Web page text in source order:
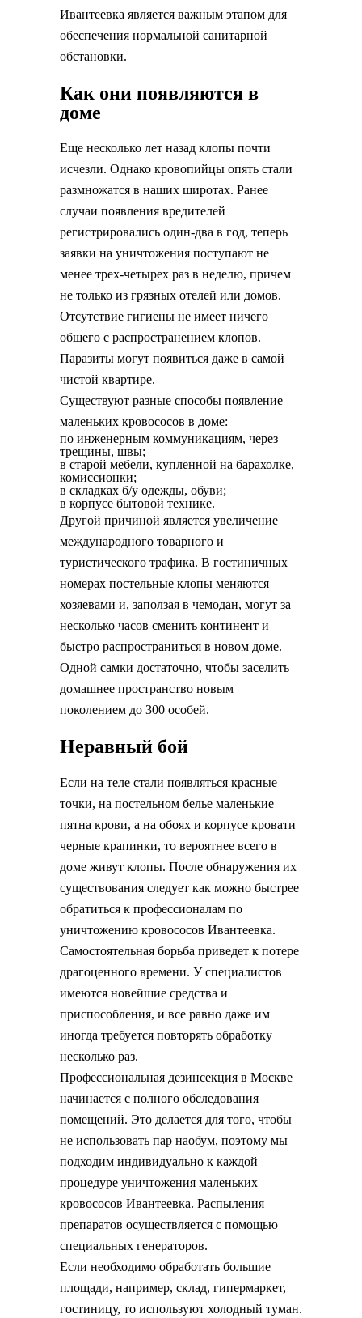
Ивантеевка является важным этапом для
обеспечения нормальной санитарной
обстановки.
Как они появляются в
доме
Еще несколько лет назад клопы почти
исчезли. Однако кровопийцы опять стали
размножатся в наших широтах. Ранее
случаи появления вредителей
регистрировались один-два в год, теперь
заявки на уничтожения поступают не
менее трех-четырех раз в неделю, причем
не только из грязных отелей или домов.
Отсутствие гигиены не имеет ничего
общего с распространением клопов.
Паразиты могут появиться даже в самой
чистой квартире.
Существуют разные способы появление
маленьких кровососов в доме:
по инженерным коммуникациям, через
трещины, швы;
в старой мебели, купленной на барахолке,
комиссионки;
в складках б/у одежды, обуви;
в корпусе бытовой технике.
Другой причиной является увеличение
международного товарного и
туристического трафика. В гостиничных
номерах постельные клопы меняются
хозяевами и, заползая в чемодан, могут за
несколько часов сменить континент и
быстро распространиться в новом доме.
Одной самки достаточно, чтобы заселить
домашнее пространство новым
поколением до 300 особей.
Неравный бой
Если на теле стали появляться красные
точки, на постельном белье маленькие
пятна крови, а на обоях и корпусе кровати
черные крапинки, то вероятнее всего в
доме живут клопы. После обнаружения их
существования следует как можно быстрее
обратиться к профессионалам по
уничтожению кровососов Ивантеевка.
Самостоятельная борьба приведет к потере
драгоценного времени. У специалистов
имеются новейшие средства и
приспособления, и все равно даже им
иногда требуется повторять обработку
несколько раз.
Профессиональная дезинсекция в Москве
начинается с полного обследования
помещений. Это делается для того, чтобы
не использовать пар наобум, поэтому мы
подходим индивидуально к каждой
процедуре уничтожения маленьких
кровососов Ивантеевка. Распыления
препаратов осуществляется с помощью
специальных генераторов.
Если необходимо обработать большие
площади, например, склад, гипермаркет,
гостиницу, то используют холодный туман.